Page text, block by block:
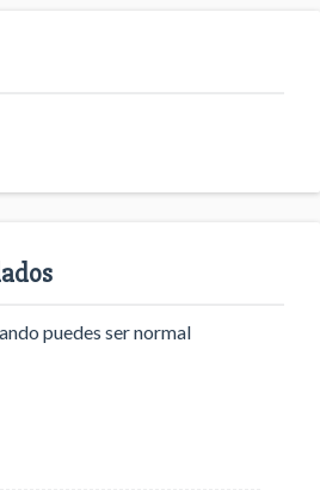
puedes ser normal